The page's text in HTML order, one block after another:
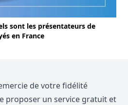
sont les présentateurs de
en France
de votre fidélité
proposer un service gratuit et